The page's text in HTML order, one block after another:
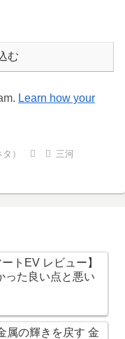
む
Learn how your
） 三河
トEV レビュー】
った良い点と悪い
属の輝きを戻す 金